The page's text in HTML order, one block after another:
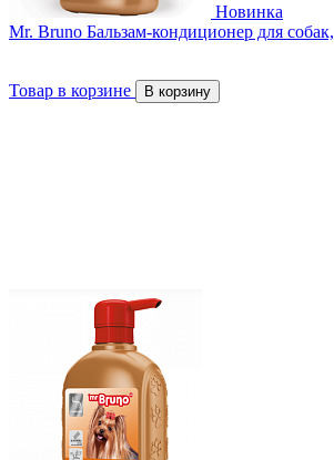
Новинка
Mr. Bruno Бальзам-кондиционер для
Товар в корзине В корзину